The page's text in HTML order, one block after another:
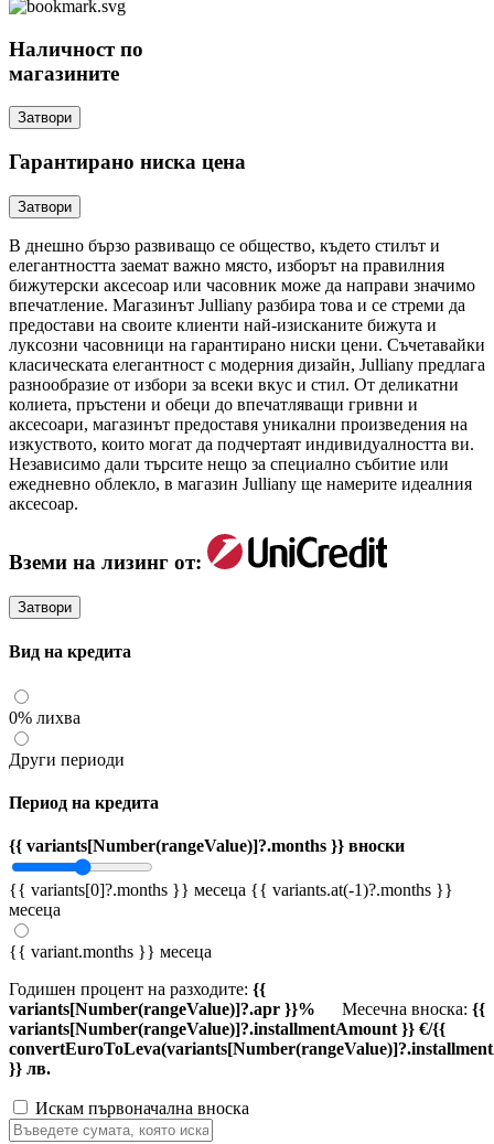
Наличност по
магазините
Затвори
Гарантирано ниска цена
Затвори
В днешно бързо развиващо се общество, където стилът и
елегантността заемат важно място, изборът на правилния
бижутерски аксесоар или часовник може да направи значимо
впечатление. Магазинът Julliany разбира това и се стреми да
предостави на своите клиенти най-изисканите бижута и
луксозни часовници на гарантирано ниски цени. Съчетавайки
класическата елегантност с модерния дизайн, Julliany предлага
разнообразие от избори за всеки вкус и стил. От деликатни
колиета, пръстени и обеци до впечатляващи гривни и
аксесоари, магазинът предоставя уникални произведения на
изкуството, които могат да подчертаят индивидуалността ви.
Независимо дали търсите нещо за специално събитие или
ежедневно облекло, в магазин Julliany ще намерите идеалния
аксесоар.
Вземи на лизинг от:
Затвори
Вид на кредита
0% лихва
Други периоди
Период на кредита
{{ variants[Number(rangeValue)]?.months }} вноски
{{ variants[0]?.months }} месеца {{ variants.at(-1)?.months }}
месеца
{{ variant.months }} месеца
Годишен процент на разходите: {{
variants[Number(rangeValue)]?.apr }}%
Месечна вноска: {{
variants[Number(rangeValue)]?.installmentAmount }} €/{{
}} лв.
Искам първоначална вноска